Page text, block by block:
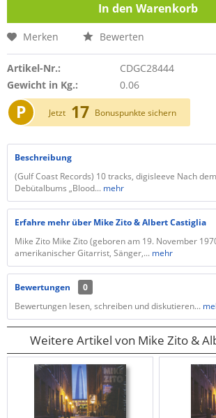
In den Warenkorb
Merken Bewerten
Artikel-Nr.:
CDGC28444
Gewicht in Kg.:
0.06
P Jetzt 17 Bonuspunkte sichern
Beschreibung
(Gulf Coast Records) 10 tracks, digisleeve Nach
Debütalbums „Blood... mehr
Erfahre mehr über Mike Zito & Albert Castiglia
Mike Zito Mike Zito (geboren am 19. November
amerikanischer Gitarrist, Sänger,... mehr
Bewertungen
0
Bewertungen lesen, schreiben und diskutieren...
Weitere Artikel von Mike Zito &